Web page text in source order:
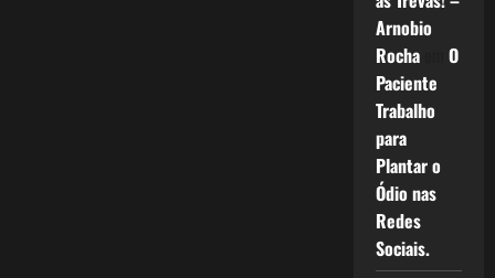
Arnobio
Rochaem O
Paciente
Trabalho
para
Plantar o
Ódio nas
Redes
Sociais.